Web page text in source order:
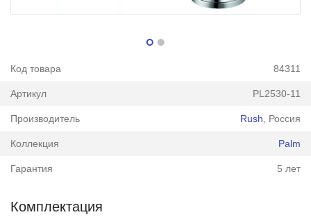
Код товара 84311
Артикул PL2530-11
Производитель Rush , Россия
Коллекция Palm
Гарантия 5 лет
Комплектация